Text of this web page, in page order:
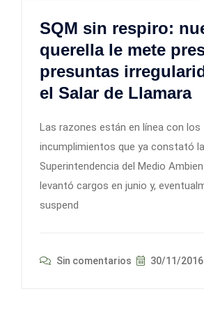
SQM sin respiro:
querella le mete
presuntas
el Salar de Llamara
Las razones están en línea con los
incumplimientos que ya constató la
Superintendencia del Medio
levantó cargos en junio y,
suspend
Sin comentarios 30/11/2016